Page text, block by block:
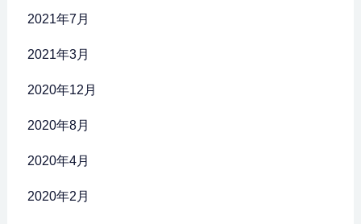
2021年7月
2021年3月
2020年12月
2020年8月
2020年4月
2020年2月